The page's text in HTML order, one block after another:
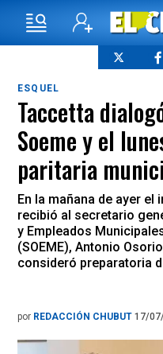
ESQUEL
Taccetta
Soeme y el
paritaria
En la mañana de ayer el
recibió al secretario
y Empleados
(SOEME), Antonio
consideró preparatoria
por REDACCIÓN CHUBUT 17/